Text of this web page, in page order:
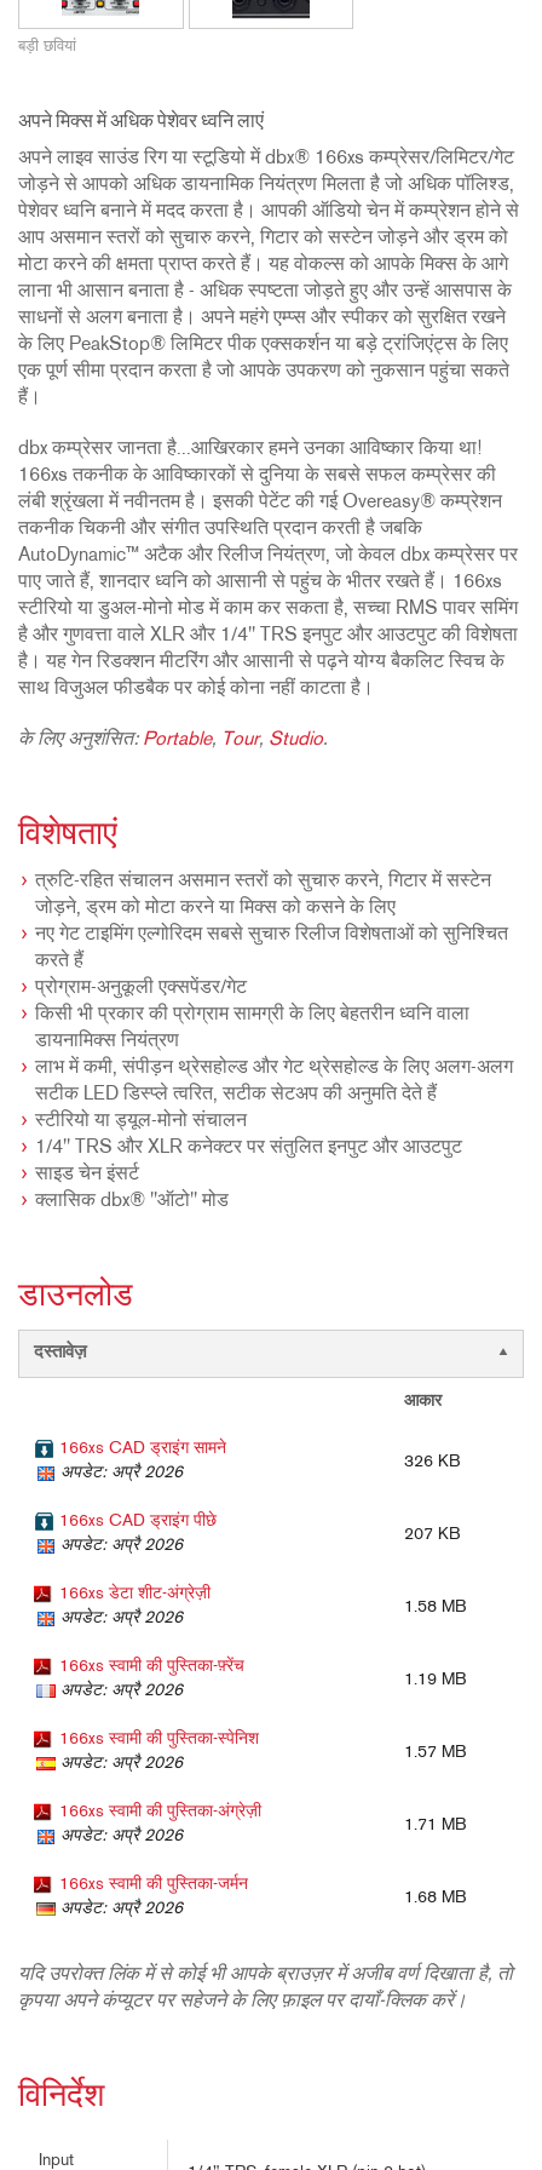
बड़ी छवियां
अपने मिक्स में अधिक पेशेवर ध्वनि लाएं
अपने लाइव साउंड रिग या स्टूडियो में dbx® 166xs कम्प्रेसर/लिमिटर/गेट
जोड़ने से आपको अधिक डायनामिक नियंत्रण मिलता है जो अधिक पॉलिश्ड,
पेशेवर ध्वनि बनाने में मदद करता है। आपकी ऑडियो चेन में कम्प्रेशन होने से
आप असमान स्तरों को सुचारु करने, गिटार को सस्टेन जोड़ने और ड्रम को
मोटा करने की क्षमता प्राप्त करते हैं। यह वोकल्स को आपके मिक्स के आगे
लाना भी आसान बनाता है - अधिक स्पष्टता जोड़ते हुए और उन्हें आसपास के
साधनों से अलग बनाता है। अपने महंगे एम्प्स और स्पीकर को सुरक्षित रखने
के लिए PeakStop® लिमिटर पीक एक्सकर्शन या बड़े ट्रांजिएंट्स के लिए
एक पूर्ण सीमा प्रदान करता है जो आपके उपकरण को नुकसान पहुंचा सकते
हैं।
dbx कम्प्रेसर जानता है...आखिरकार हमने उनका आविष्कार किया था!
166xs तकनीक के आविष्कारकों से दुनिया के सबसे सफल कम्प्रेसर की
लंबी श्रृंखला में नवीनतम है। इसकी पेटेंट की गई Overeasy® कम्प्रेशन
तकनीक चिकनी और संगीत उपस्थिति प्रदान करती है जबकि
AutoDynamic™ अटैक और रिलीज नियंत्रण, जो केवल dbx कम्प्रेसर पर
पाए जाते हैं, शानदार ध्वनि को आसानी से पहुंच के भीतर रखते हैं। 166xs
स्टीरियो या डुअल-मोनो मोड में काम कर सकता है, सच्चा RMS पावर समिंग
है और गुणवत्ता वाले XLR और 1/4" TRS इनपुट और आउटपुट की विशेषता
है। यह गेन रिडक्शन मीटरिंग और आसानी से पढ़ने योग्य बैकलिट स्विच के
साथ विजुअल फीडबैक पर कोई कोना नहीं काटता है।
के लिए अनुशंसित: Portable, Tour, Studio.
विशेषताएं
त्रुटि-रहित संचालन असमान स्तरों को सुचारु करने, गिटार में सस्टेन
जोड़ने, ड्रम को मोटा करने या मिक्स को कसने के लिए
नए गेट टाइमिंग एल्गोरिदम सबसे सुचारु रिलीज विशेषताओं को सुनिश्चित
करते हैं
प्रोग्राम-अनुकूली एक्सपेंडर/गेट
किसी भी प्रकार की प्रोग्राम सामग्री के लिए बेहतरीन ध्वनि वाला
डायनामिक्स नियंत्रण
लाभ में कमी, संपीड़न थ्रेसहोल्ड और गेट थ्रेसहोल्ड के लिए अलग-अलग
सटीक LED डिस्प्ले त्वरित, सटीक सेटअप की अनुमति देते हैं
स्टीरियो या ड्यूल-मोनो संचालन
1/4" TRS और XLR कनेक्टर पर संतुलित इनपुट और आउटपुट
साइड चेन इंसर्ट
क्लासिक dbx® "ऑटो" मोड
डाउनलोड
दस्तावेज़
आकार
166xs CAD ड्राइंग सामने
अपडेट: अप्रै 2026
326 KB
166xs CAD ड्राइंग पीछे
अपडेट: अप्रै 2026
207 KB
166xs डेटा शीट-अंग्रेज़ी
अपडेट: अप्रै 2026
1.58 MB
166xs स्वामी की पुस्तिका-फ़्रेंच
अपडेट: अप्रै 2026
1.19 MB
166xs स्वामी की पुस्तिका-स्पेनिश
अपडेट: अप्रै 2026
1.57 MB
166xs स्वामी की पुस्तिका-अंग्रेज़ी
अपडेट: अप्रै 2026
1.71 MB
166xs स्वामी की पुस्तिका-जर्मन
अपडेट: अप्रै 2026
1.68 MB
यदि उपरोक्त लिंक में से कोई भी आपके ब्राउज़र में अजीब वर्ण दिखाता है, तो
कृपया अपने कंप्यूटर पर सहेजने के लिए फ़ाइल पर दायाँ-क्लिक करें।
विनिर्देश
Input